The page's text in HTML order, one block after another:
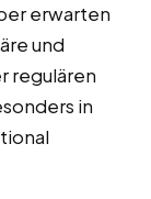
erwarten
und
regulären
in